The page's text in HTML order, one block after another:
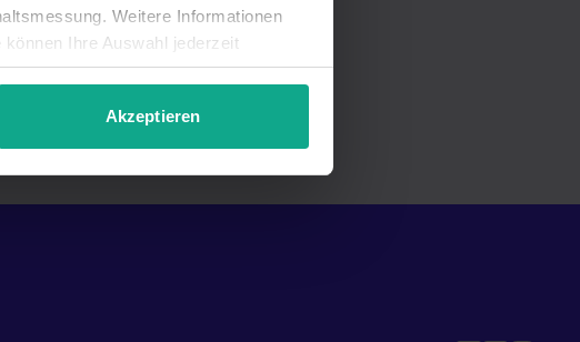
Weitere Informationen
können Ihre Auswahl jederzeit
Akzeptieren